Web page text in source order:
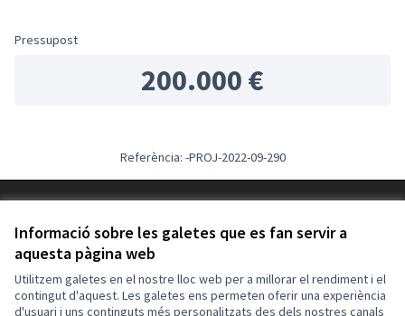
Informació sobre les galetes que es fan servir a
aquesta pàgina web
Utilitzem galetes en el nostre lloc web per a millorar el rendiment i el
contingut d'aquest. Les galetes ens permeten oferir una experiència
d'usuari i uns continguts més personalitzats des dels nostres canals
Pressupost
200.000 €
Referència: -PROJ-2022-09-290
Configuració de les galetes
Decidim Calafell a X
(Enllaç extern)
Decidim Calafell a Facebook
(Enllaç extern)
Decidim Calafell a YouTube
(Enllaç extern)
Decidim Calafell a GitHub
(Enllaç extern)